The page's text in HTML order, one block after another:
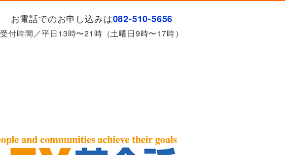
お電話でのお申し込みは082-510-5656
受付時間／平日13時〜21時（土曜日9時〜17時）